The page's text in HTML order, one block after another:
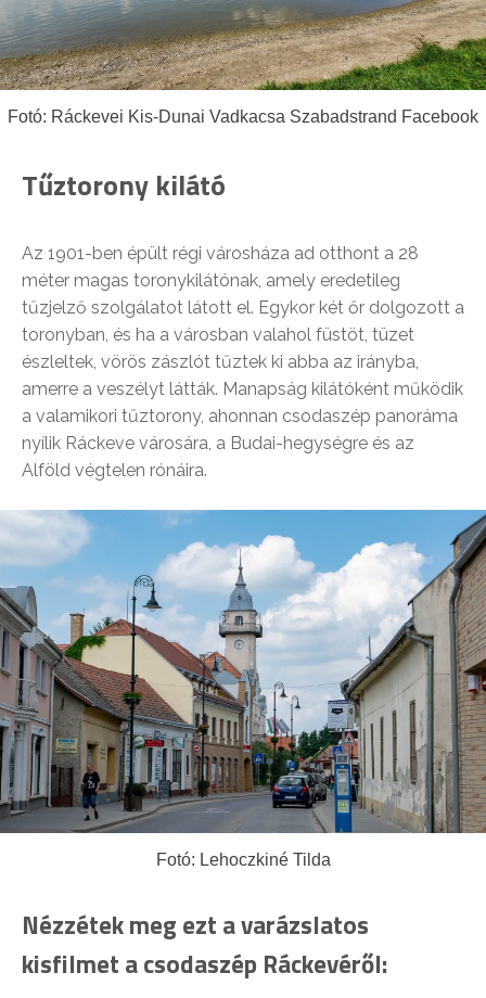
Fotó: Ráckevei Kis-Dunai Vadkacsa Szabadstrand Facebook
Tűztorony kilátó
Az 1901-ben épült régi városháza ad otthont a 28
méter magas toronykilátónak, amely eredetileg
tűzjelző szolgálatot látott el. Egykor két őr dolgozott a
toronyban, és ha a városban valahol füstöt, tüzet
észleltek, vörös zászlót tűztek ki abba az irányba,
amerre a veszélyt látták. Manapság kilátóként működik
a valamikori tűztorony, ahonnan csodaszép panoráma
nyílik Ráckeve városára, a Budai-hegységre és az
Alföld végtelen rónáira.
Fotó: Lehoczkiné Tilda
Nézzétek meg ezt a varázslatos
kisfilmet a csodaszép Ráckevéről: